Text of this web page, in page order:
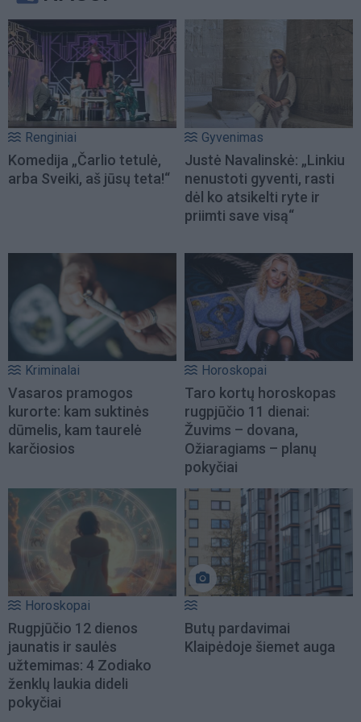
Renginiai
Komedija „Čarlio tetulė,
arba Sveiki, aš jūsų teta!“
Gyvenimas
Justė Navalinskė: „Linkiu
nenustoti gyventi, rasti
dėl ko atsikelti ryte ir
priimti save visą“
Kriminalai
Vasaros pramogos
kurorte: kam suktinės
dūmelis, kam taurelė
karčiosios
Horoskopai
Taro kortų horoskopas
rugpjūčio 11 dienai:
Žuvims – dovana,
Ožiaragiams – planų
pokyčiai
Horoskopai
Rugpjūčio 12 dienos
jaunatis ir saulės
užtemimas: 4 Zodiako
ženklų laukia dideli
pokyčiai
Butų pardavimai
Klaipėdoje šiemet auga